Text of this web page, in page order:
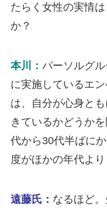
たらく女性の実情
か？
本川： パーソルグ
に実施しているエ
は、自分が心身と
きているかどうか
代から30代半ばに
度がほかの年代よ
遠藤氏： なるほど